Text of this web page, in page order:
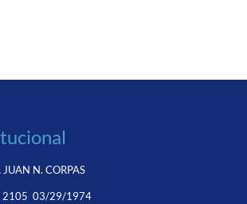
N. CORPAS
2105 03/29/1974